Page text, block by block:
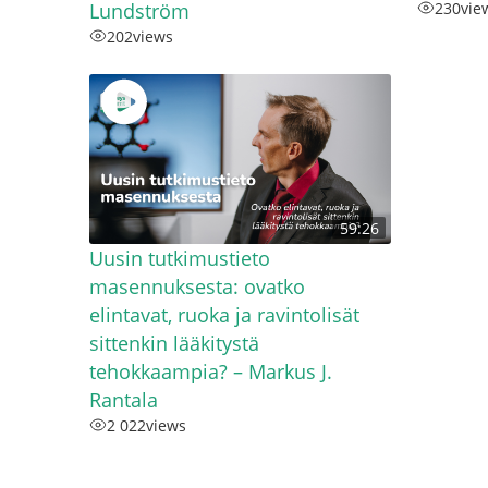
Lundström
202views
230
59:26
Uusin tutkimustieto
masennuksesta: ovatko
elintavat, ruoka ja ravintolisät
sittenkin lääkitystä
tehokkaampia? – Markus J.
Rantala
2 022views